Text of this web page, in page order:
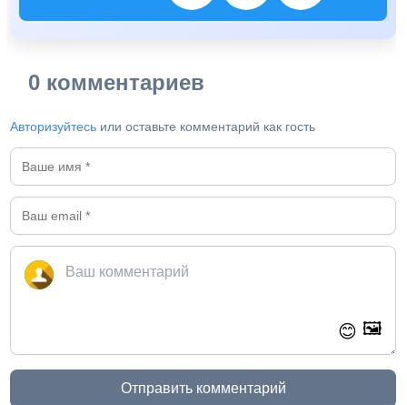
0 комментариев
Авторизуйтесь или оставьте комментарий как гость
😊 🖼️
Отправить комментарий